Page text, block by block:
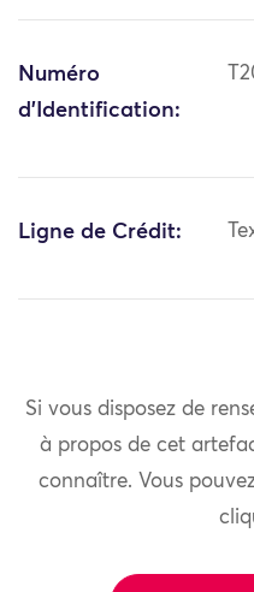
Numéro
d'Identification:
Ligne de Crédit:
Si vous disposez de
à propos de cet
connaître. Vous